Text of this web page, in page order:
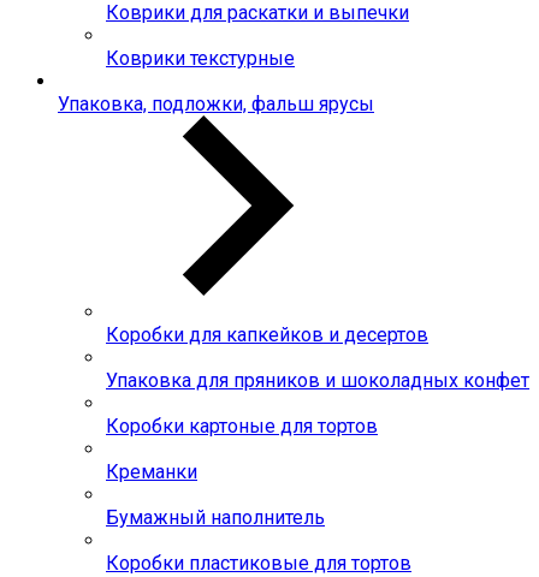
Коврики для раскатки и выпечки
Коврики текстурные
Упаковка, подложки, фальш ярусы
Коробки для капкейков и десертов
Упаковка для пряников и шоколадных конфет
Коробки картоные для тортов
Креманки
Бумажный наполнитель
Коробки пластиковые для тортов